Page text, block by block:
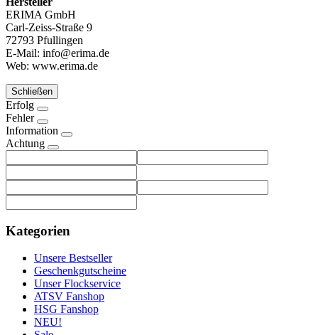
ERIMA GmbH
Carl-Zeiss-Straße 9
72793 Pfullingen
E-Mail: info@erima.de
Web: www.erima.de
Schließen
Erfolg
Fehler
Information
Achtung
Kategorien
Unsere Bestseller
Geschenkgutscheine
Unser Flockservice
ATSV Fanshop
HSG Fanshop
NEU!